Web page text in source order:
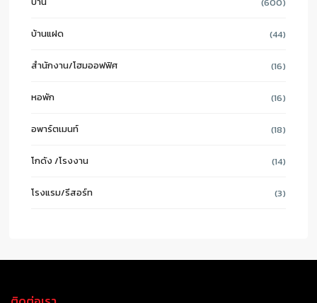
บ้านแฝด (44)
สำนักงาน/โฮมออฟฟิศ (16)
หอพัก (16)
อพาร์ตเมนท์ (18)
โกดัง /โรงงาน (14)
โรงแรม/รีสอร์ท (3)